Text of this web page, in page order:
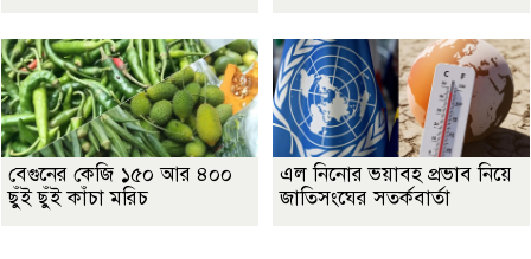
বেগুনের কেজি ১৫০ আর ৪০০
ছুঁই ছুঁই কাঁচা মরিচ
এল নিনোর ভয়াবহ প্রভাব নিয়ে
জাতিসংঘের সতর্কবার্তা